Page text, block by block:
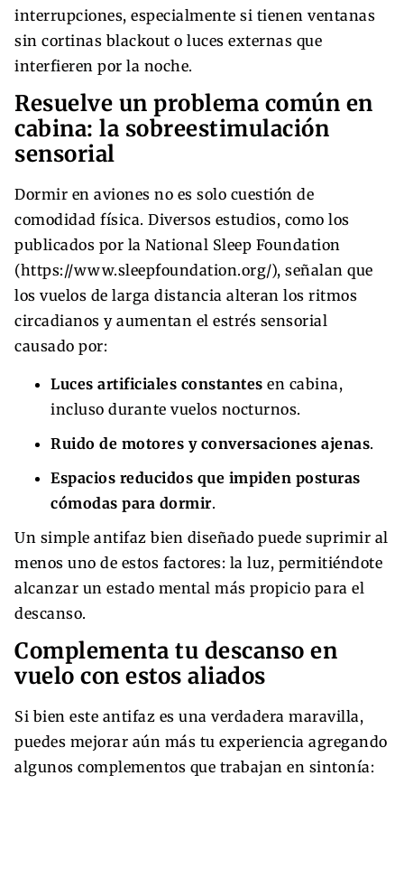
interrupciones, especialmente si tienen ventanas
sin cortinas blackout o luces externas que
interfieren por la noche.
Resuelve un problema común en
cabina: la sobreestimulación
sensorial
Dormir en aviones no es solo cuestión de
comodidad física. Diversos estudios, como los
publicados por la National Sleep Foundation
(https://www.sleepfoundation.org/), señalan que
los vuelos de larga distancia alteran los ritmos
circadianos y aumentan el estrés sensorial
causado por:
Luces artificiales constantes en cabina,
incluso durante vuelos nocturnos.
Ruido de motores y conversaciones ajenas.
Espacios reducidos que impiden posturas
cómodas para dormir.
Un simple antifaz bien diseñado puede suprimir al
menos uno de estos factores: la luz, permitiéndote
alcanzar un estado mental más propicio para el
descanso.
Complementa tu descanso en
vuelo con estos aliados
Si bien este antifaz es una verdadera maravilla,
puedes mejorar aún más tu experiencia agregando
algunos complementos que trabajan en sintonía: